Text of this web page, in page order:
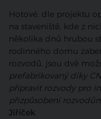
Hotové, dle projektu
na staveniště, kde z
několika dnů hrubou
rodinného domu
rozvodů, jsou dvě
prefabrikovaný díky
připravit rozvody pro
přizpůsobení
Jiříček.